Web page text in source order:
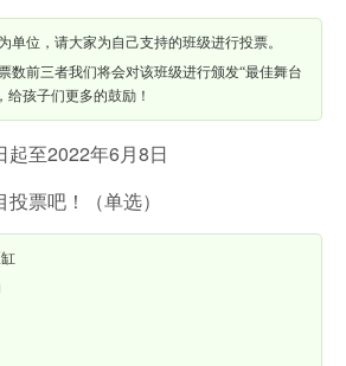
单位，请大家为自己支持的班级进行投票。
数前三者我们将会对该班级进行颁发“最佳舞台
给孩子们更多的鼓励！
起至2022年6月8日
票吧！（单选）